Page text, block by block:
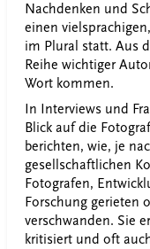
Nachdenken und
einen
im Plural statt. Aus
Reihe wichtiger
Wort kommen.
In Interviews und
Blick auf die
berichten, wie, je
gesellschaftlichen
Fotografen,
Forschung gerieten
verschwanden. Sie
kritisiert und oft